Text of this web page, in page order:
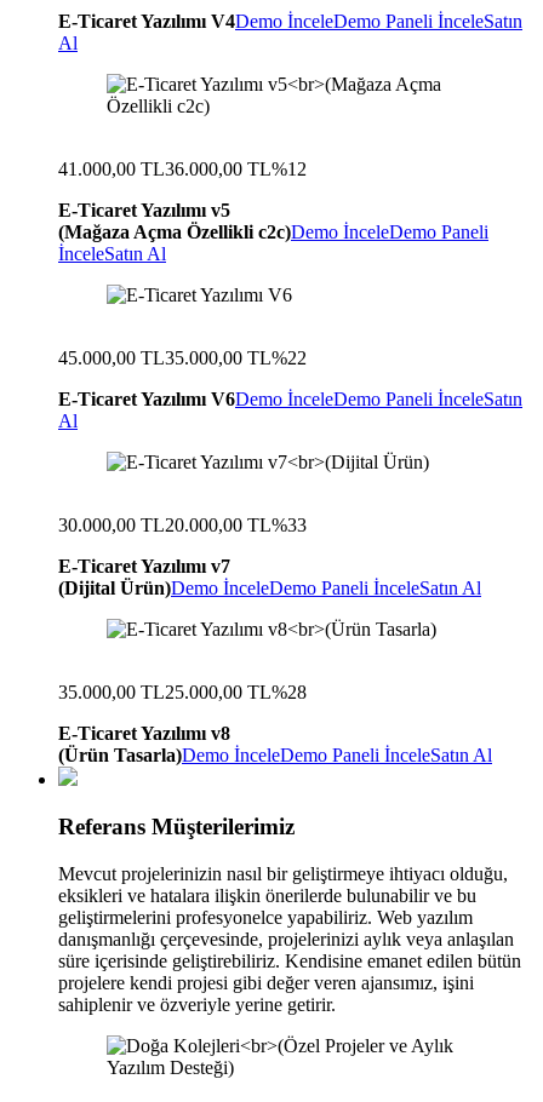
E-Ticaret Yazılımı V4Demo İnceleDemo Paneli İnceleSatın
Al
41.000,00 TL36.000,00 TL%12
E-Ticaret Yazılımı v5
(Mağaza Açma Özellikli c2c)Demo İnceleDemo Paneli
İnceleSatın Al
45.000,00 TL35.000,00 TL%22
E-Ticaret Yazılımı V6Demo İnceleDemo Paneli İnceleSatın
Al
30.000,00 TL20.000,00 TL%33
E-Ticaret Yazılımı v7
(Dijital Ürün)Demo İnceleDemo Paneli İnceleSatın Al
35.000,00 TL25.000,00 TL%28
E-Ticaret Yazılımı v8
(Ürün Tasarla)Demo İnceleDemo Paneli İnceleSatın Al
Referans Müşterilerimiz
Mevcut projelerinizin nasıl bir geliştirmeye ihtiyacı olduğu,
eksikleri ve hatalara ilişkin önerilerde bulunabilir ve bu
geliştirmelerini profesyonelce yapabiliriz. Web yazılım
danışmanlığı çerçevesinde, projelerinizi aylık veya anlaşılan
süre içerisinde geliştirebiliriz. Kendisine emanet edilen bütün
projelere kendi projesi gibi değer veren ajansımız, işini
sahiplenir ve özveriyle yerine getirir.